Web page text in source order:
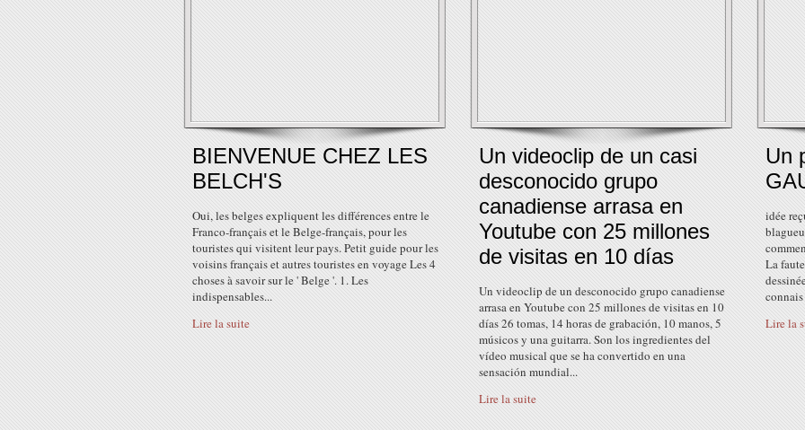
BIENVENUE CHEZ LES
BELCH'S
Oui, les belges expliquent les différences entre le
Franco-français et le Belge-français, pour les
touristes qui visitent leur pays. Petit guide pour les
voisins français et autres touristes en voyage Les 4
choses à savoir sur le ' Belge '. 1. Les
indispensables...
Lire la suite
Un videoclip de un casi
desconocido grupo
canadiense arrasa en
Youtube con 25 millones
de visitas en 10 días
Un videoclip de un desconocido grupo canadiense
arrasa en Youtube con 25 millones de visitas en 10
días 26 tomas, 14 horas de grabación, 10 manos, 5
músicos y una guitarra. Son los ingredientes del
vídeo musical que se ha convertido en una
sensación mundial...
Lire la suite
Un
idée
La
Lire la